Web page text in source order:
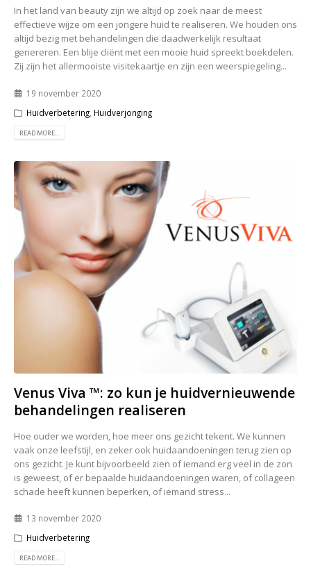
In het land van beauty zijn we altijd op zoek naar de meest
effectieve wijze om een jongere huid te realiseren. We houden ons
altijd bezig met behandelingen die daadwerkelijk resultaat
genereren. Een blije cliënt met een mooie huid spreekt boekdelen.
Zij zijn het allermooiste visitekaartje en zijn een weerspiegeling...
19 november 2020
Huidverbetering, Huidverjonging
READ MORE...
Venus Viva ™: zo kun je huidvernieuwende
behandelingen realiseren
Hoe ouder we worden, hoe meer ons gezicht tekent. We kunnen
vaak onze leefstijl, en zeker ook huidaandoeningen terug zien op
ons gezicht. Je kunt bijvoorbeeld zien of iemand erg veel in de zon
is geweest, of er bepaalde huidaandoeningen waren, of collageen
schade heeft kunnen beperken, of iemand stress...
13 november 2020
Huidverbetering
READ MORE...